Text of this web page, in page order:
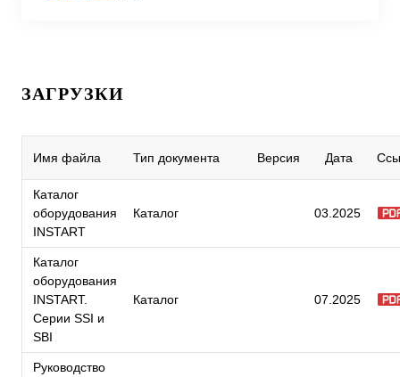
ЗАГРУЗКИ
Имя файла Тип документа Версия Дата
Каталог
оборудования
INSTART
Каталог 03.2025
Каталог
оборудования
INSTART.
Серии SSI и
SBI
Каталог 07.2025
Руководство